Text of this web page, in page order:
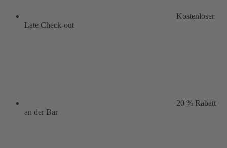
Kostenloser
Late Check-out
20 % Rabatt
an der Bar